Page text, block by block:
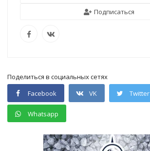
Подписаться
Поделиться в социальных сетях
Facebook
VK Twitter
Whatsapp